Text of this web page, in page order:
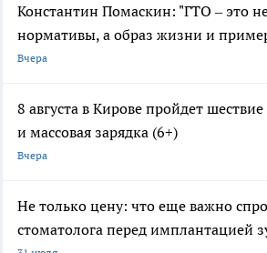
Константин Помаскин: "ГТО – это
нормативы, а образ жизни и
Вчера
8 августа в Кирове пройдет
и массовая зарядка (6+)
Вчера
Не только цену: что еще важно
стоматолога перед имплантацией